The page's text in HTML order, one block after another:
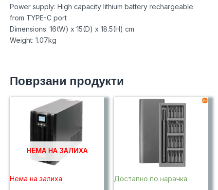
Power supply: High capacity lithium battery rechargeable
from TYPE-C port
Dimensions: 16(W) x 15(D) x 18.5(H) cm
Weight: 1.07kg
Поврзани продукти
НЕМА НА ЗАЛИХА
Нема на залиха Достапно по нарачка